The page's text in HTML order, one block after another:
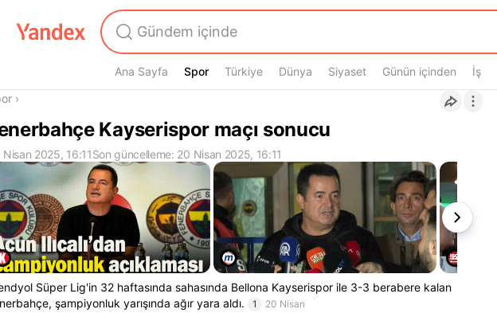
Ana Sayfa Spor
Spor Türkiye Dünya Siyaset Günün içinden İş
›
Kayserispor maçı sonucu
Nisan 2025, 16:11Son güncelleme: 20 Nisan 2025, 16:11
Süper Lig'in 32 haftasında sahasında Bellona Kayserispor ile 3-3 berabere kalan
şampiyonluk yarışında ağır yara aldı.
1 20 Nisan